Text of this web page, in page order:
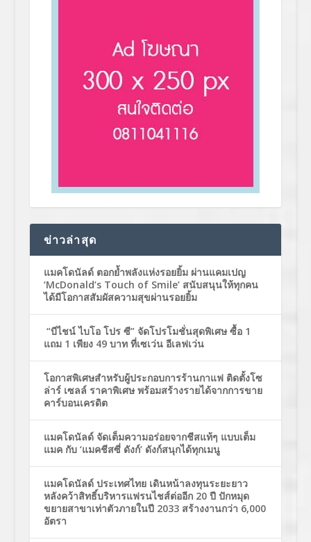
ข่าวล่าสุด
แมคโดนัลด์ ตอกย้ำพลังแห่งรอยยิ้ม ผ่านแคมเปญ
‘McDonald’s Touch of Smile’ สนับสนุนให้ทุกคน
ได้มีโอกาสสัมผัสความสุขผ่านรอยยิ้ม
“บีไชน์ ไบโอ โปร ซี” จัดโปรโมชั่นสุดพิเศษ ซื้อ 1
แถม 1 เพียง 49 บาท ที่เซเว่น อีเลฟเว่น
โอกาสพิเศษสำหรับผู้ประกอบการร้านกาแฟ ติดตั้งโซ
ล่าร์ เซลล์ ราคาพิเศษ พร้อมสร้างรายได้จากการขาย
คาร์บอนเครดิต
แมคโดนัลด์ จัดเต็มความอร่อยจากชีสแท้ๆ แบบเต็ม
แมค กับ ‘แมคชีสซี่ ดังก์’ ดังก์สนุกได้ทุกเมนู
แมคโดนัลด์ ประเทศไทย เดินหน้าลงทุนระยะยาว
หลังคว้าสิทธิ์บริหารแฟรนไชส์ต่ออีก 20 ปี ปักหมุด
ขยายสาขาเท่าตัวภายในปี 2033 สร้างงานกว่า 6,000
อัตรา